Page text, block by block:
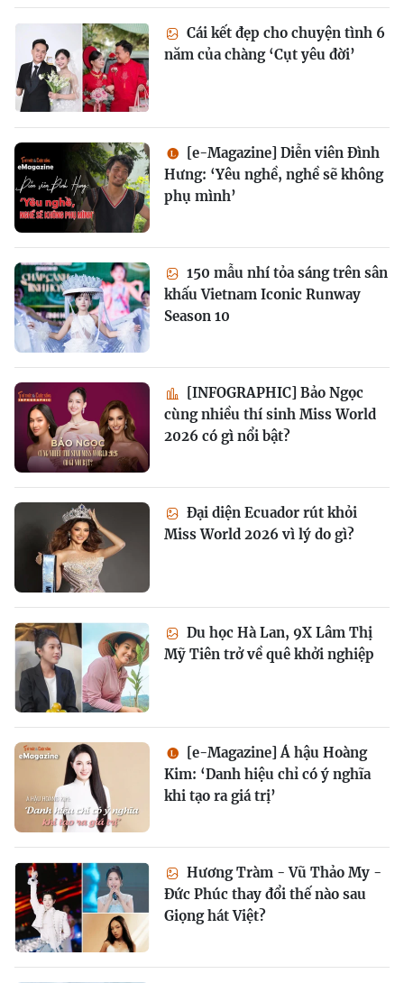
Cái kết đẹp cho chuyện tình 6
năm của chàng ‘Cụt yêu đời’
[e-Magazine] Diễn viên Đình
Hưng: ‘Yêu nghề, nghề sẽ không
phụ mình’
150 mẫu nhí tỏa sáng trên sân
khấu Vietnam Iconic Runway
Season 10
[INFOGRAPHIC] Bảo Ngọc
cùng nhiều thí sinh Miss World
2026 có gì nổi bật?
Đại diện Ecuador rút khỏi
Miss World 2026 vì lý do gì?
Du học Hà Lan, 9X Lâm Thị
Mỹ Tiên trở về quê khởi nghiệp
[e-Magazine] Á hậu Hoàng
Kim: ‘Danh hiệu chỉ có ý nghĩa
khi tạo ra giá trị’
Hương Tràm - Vũ Thảo My -
Đức Phúc thay đổi thế nào sau
Giọng hát Việt?